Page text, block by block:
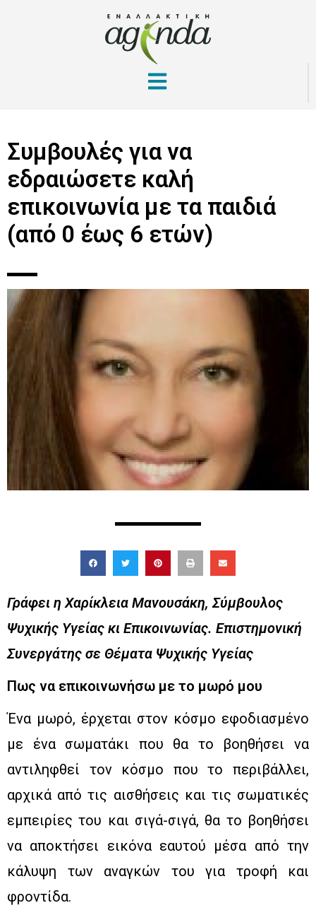
Συμβουλές για να
εδραιώσετε καλή
επικοινωνία με τα παιδιά
(από 0 έως 6 ετών)
Γράφει η Χαρίκλεια Μανουσάκη, Σύμβουλος
Ψυχικής Υγείας κι Επικοινωνίας. Επιστημονική
Συνεργάτης σε Θέματα Ψυχικής Υγείας
Πως να επικοινωνήσω με το μωρό μου
Ένα μωρό, έρχεται στον κόσμο εφοδιασμένο
με ένα σωματάκι που θα το βοηθήσει να
αντιληφθεί τον κόσμο που το περιβάλλει,
αρχικά από τις αισθήσεις και τις σωματικές
εμπειρίες του και σιγά-σιγά, θα το βοηθήσει
να αποκτήσει εικόνα εαυτού μέσα από την
κάλυψη των αναγκών του για τροφή και
φροντίδα.